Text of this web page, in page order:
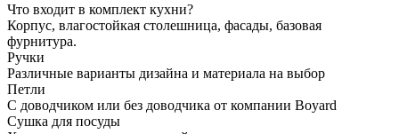
Что входит в комплект кухни?
Корпус, влагостойкая столешница, фасады, базовая
фурнитура.
Ручки
Различные варианты дизайна и материала на выбор
Петли
С доводчиком или без доводчика от компании Boyard
Сушка для посуды